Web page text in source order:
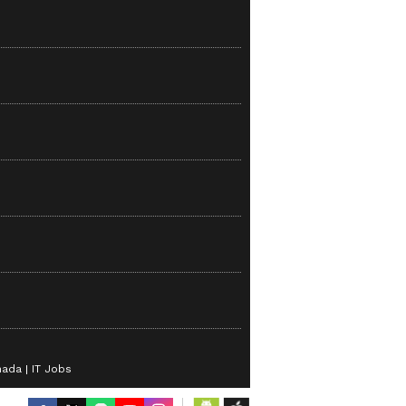
IT Jobs